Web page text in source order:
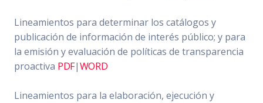
Lineamientos para determinar los catálogos y
publicación de información de interés público; y para
la emisión y evaluación de políticas de transparencia
proactiva PDF|WORD
Lineamientos para la elaboración, ejecución y